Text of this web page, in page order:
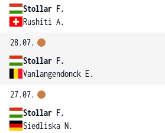
Stollar F.
Rushiti A.
28.07.
Stollar F.
Vanlangendonck E.
27.07.
Stollar F.
Siedliska N.